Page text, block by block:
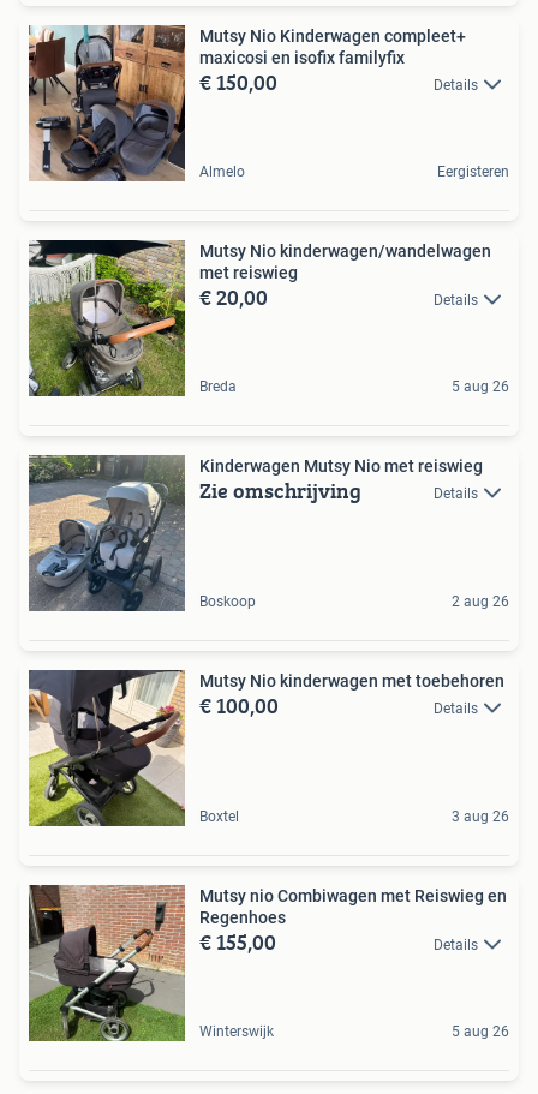
Mutsy Nio Kinderwagen compleet+
maxicosi en isofix familyfix
€ 150,00 Details
Almelo Eergisteren
Mutsy Nio kinderwagen/wandelwagen
met reiswieg
€ 20,00 Details
Breda 5 aug 26
Kinderwagen Mutsy Nio met reiswieg
Zie omschrijving Details
Boskoop 2 aug 26
Mutsy Nio kinderwagen met toebehoren
€ 100,00 Details
Boxtel 3 aug 26
Mutsy nio Combiwagen met Reiswieg en
Regenhoes
€ 155,00 Details
Winterswijk 5 aug 26